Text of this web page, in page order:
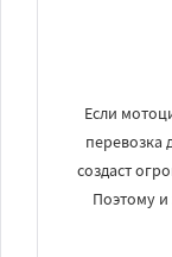
Если
перевозка
создаст
Поэтому